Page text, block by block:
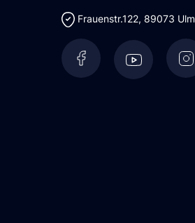
Frauenstr.122, 89073 Ulm